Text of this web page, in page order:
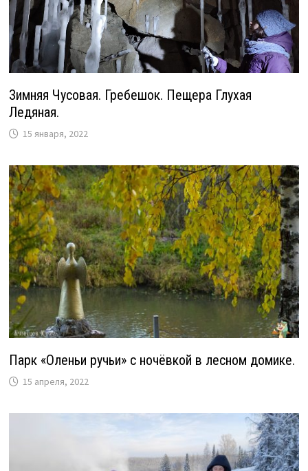
Зимняя Чусовая. Гребешок. Пещера Глухая
Ледяная.
15 января, 2022
Парк «Оленьи ручьи» с ночёвкой в лесном домике.
15 апреля, 2022